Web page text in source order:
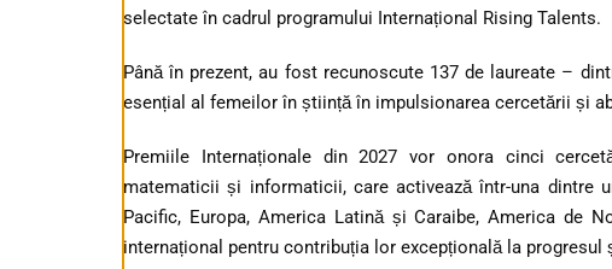
selectate în cadrul programului Internațional Rising Talents.
Până în prezent, au fost recunoscute 137 de laureate –
esențial al femeilor în știință în impulsionarea cercetării și
Premiile Internaționale din 2027 vor onora cinci
matematicii și informaticii, care activează într-una dintre
Pacific, Europa, America Latină și Caraibe, America de
internațional pentru contribuția lor excepțională la progresul